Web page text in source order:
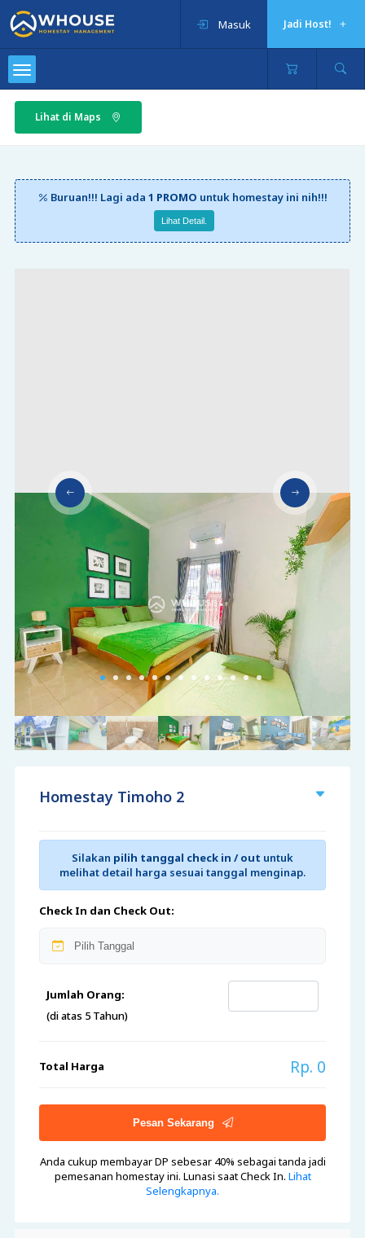
Jadi Host!
Masuk
Lihat di Maps
Buruan!!! Lagi ada 1 PROMO untuk homestay ini nih!!!
Lihat Detail.
Homestay Timoho 2
Silakan pilih tanggal check in / out untuk
melihat detail harga sesuai tanggal menginap.
Check In dan Check Out:
Jumlah Orang:
(di atas 5 Tahun)
Total Harga Rp. 0
Pesan Sekarang
Anda cukup membayar DP sebesar 40% sebagai tanda jadi
pemesanan homestay ini. Lunasi saat Check In. Lihat
Selengkapnya.